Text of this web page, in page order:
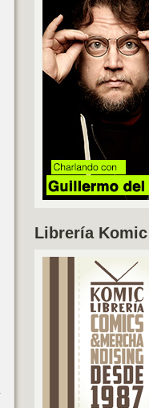
Librería Komic